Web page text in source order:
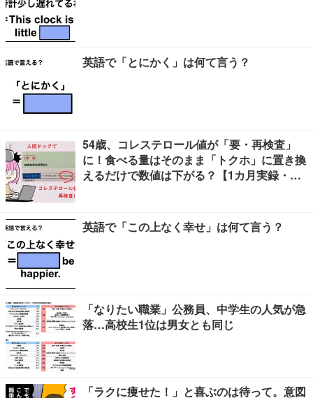
英語で「とにかく」は何て言う？
54歳、コレステロール値が「要・再検査」
に！食べる量はそのまま「トクホ」に置き換
えるだけで数値は下がる？【1カ月実録・ビ
英語で「この上なく幸せ」は何て言う？
「なりたい職業」公務員、中学生の人気が急
落…高校生1位は男女とも同じ
「ラクに痩せた！」と喜ぶのは待って。意図